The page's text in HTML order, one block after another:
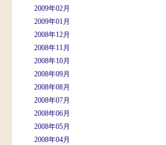
2009年02月
2009年01月
2008年12月
2008年11月
2008年10月
2008年09月
2008年08月
2008年07月
2008年06月
2008年05月
2008年04月